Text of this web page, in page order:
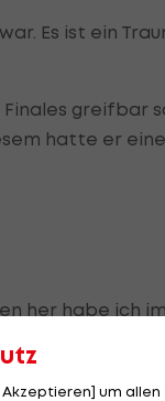
Es ist ein
Finales
hatte er
her habe ich
Es war
Akzeptieren] um